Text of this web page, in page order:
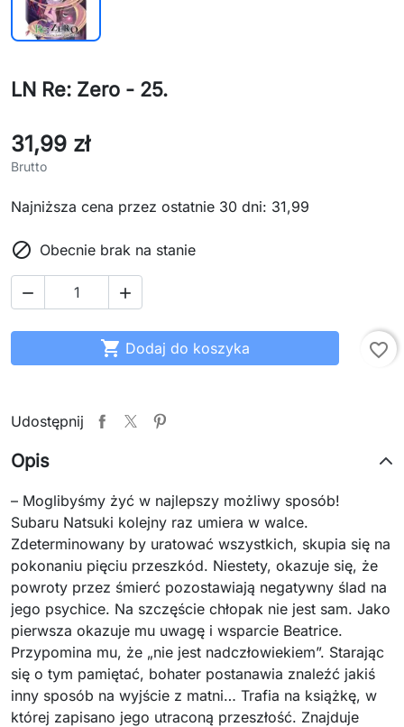
LN Re: Zero - 25.
31,99 zł
Brutto
Najniższa cena przez ostatnie 30 dni: 31,99
 Obecnie brak na stanie
 
 Dodaj do koszyka favorite_border
Udostępnij
Opis
– Moglibyśmy żyć w najlepszy możliwy sposób!
Subaru Natsuki kolejny raz umiera w walce.
Zdeterminowany by uratować wszystkich, skupia się na
pokonaniu pięciu przeszkód. Niestety, okazuje się, że
powroty przez śmierć pozostawiają negatywny ślad na
jego psychice. Na szczęście chłopak nie jest sam. Jako
pierwsza okazuje mu uwagę i wsparcie Beatrice.
Przypomina mu, że „nie jest nadczłowiekiem”. Starając
się o tym pamiętać, bohater postanawia znaleźć jakiś
inny sposób na wyjście z matni… Trafia na książkę, w
której zapisano jego utraconą przeszłość. Znajduje